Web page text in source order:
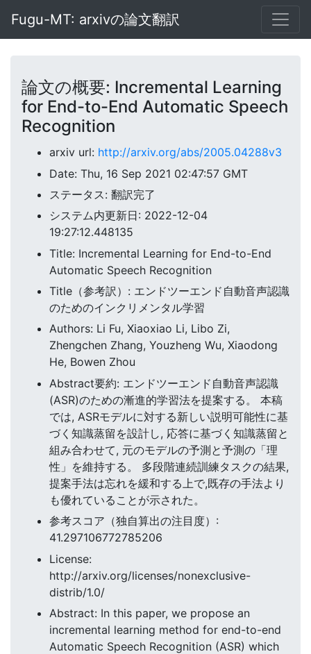
Fugu-MT: arxivの論文翻訳
論文の概要: Incremental Learning
for End-to-End Automatic Speech
Recognition
arxiv url: http://arxiv.org/abs/2005.04288v3
Date: Thu, 16 Sep 2021 02:47:57 GMT
ステータス: 翻訳完了
システム内更新日: 2022-12-04
19:27:12.448135
Title: Incremental Learning for End-to-End
Automatic Speech Recognition
Title（参考訳）: エンドツーエンド自動音声認識
のためのインクリメンタル学習
Authors: Li Fu, Xiaoxiao Li, Libo Zi,
Zhengchen Zhang, Youzheng Wu, Xiaodong
He, Bowen Zhou
Abstract要約: エンドツーエンド自動音声認識
(ASR)のための漸進的学習法を提案する。 本稿
では, ASRモデルに対する新しい説明可能性に基
づく知識蒸留を設計し, 応答に基づく知識蒸留と
組み合わせて, 元のモデルの予測と予測の「理
性」を維持する。 多段階連続訓練タスクの結果,
提案手法は忘れを緩和する上で,既存の手法より
も優れていることが示された。
参考スコア（独自算出の注目度）:
41.297106772785206
License:
http://arxiv.org/licenses/nonexclusive-
distrib/1.0/
Abstract: In this paper, we propose an
incremental learning method for end-to-end
Automatic Speech Recognition (ASR) which